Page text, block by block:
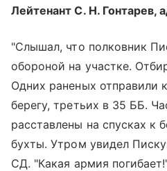
Лейтенант С. Н. Гонтарев,
"Слышал, что полковник
обороной на участке.
Одних раненых отправили
берегу, третьих в 35 ББ.
расставлены на спусках к
бухты. Утром увидел
СД. "Какая армия